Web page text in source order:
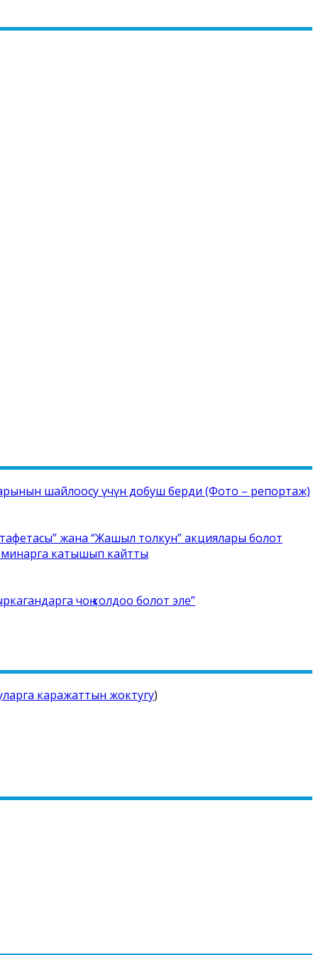
шайлоосу үчүн добуш берди (Фото – репортаж)
жана “Жашыл толкун” акциялары болот
катышып кайтты
чоң колдоо болот эле”
каражаттын жоктугу)